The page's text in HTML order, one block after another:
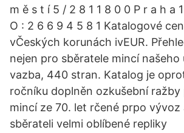
m ě s t í 5 / 2 8 1 1 8 0 0 P r a h a
O : 2 6 6 9 4 5 8 1 Katalogové
vČeských korunách ivEUR.
nejen pro sběratele mincí našeho
vazba, 440 stran. Katalog je
ročníku doplněn ozkušební ražby
mincí ze 70. let rčené prpo vývoz
sběrateli velmi oblíbené repliky